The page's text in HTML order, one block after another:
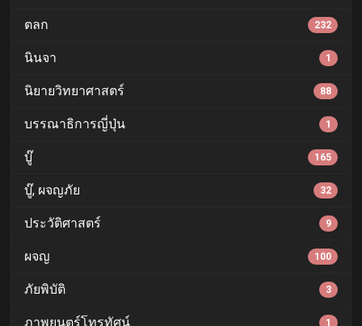
ตลก 232
นินจา 1
นิยายวิทยาศาสตร์ 88
บรรณาธิการญี่ปุ่น 1
บู๊ 165
บู๊, ผจญภัย 32
ประวัติศาสตร์ 9
ผจญ 100
ภัยพิบัติ 3
ภาพยนตร์โทรทัศน์ 1